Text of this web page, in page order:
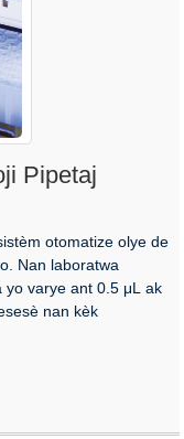
Pipetaj
otomatize olye de
Nan laboratwa
yo varye ant 0.5 μL ak
nan kèk